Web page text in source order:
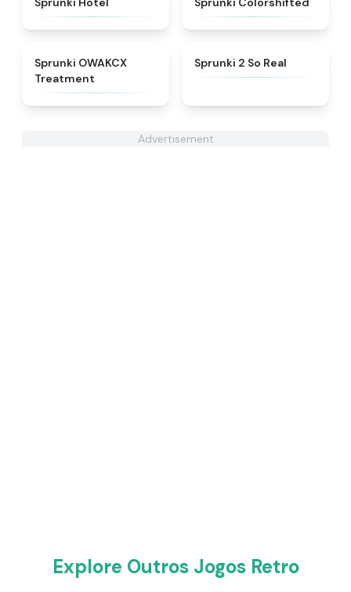
Sprunki OWAKCX
Treatment
Sprunki 2 So Real
Advertisement
Explore Outros Jogos Retro